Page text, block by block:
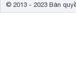
© 2013 - 2023 Bản